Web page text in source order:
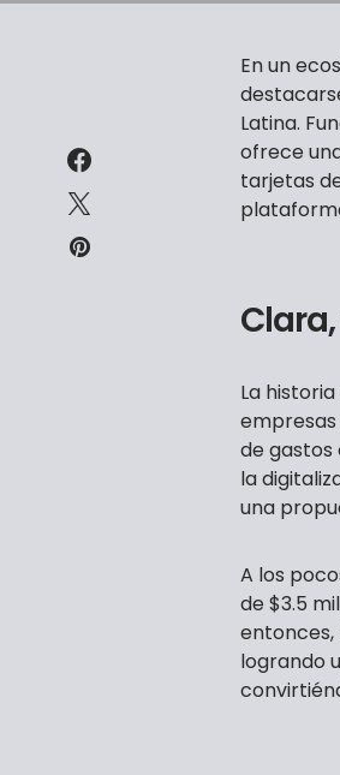
En un
Latina.
ofrece
tarjetas
La
de gastos
la
una
A los
de $3.5
entonces,
logrando